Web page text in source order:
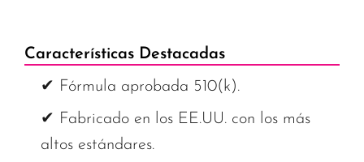
Características Destacadas
✔ Fórmula aprobada 510(k).
✔ Fabricado en los EE.UU. con los más
altos estándares.